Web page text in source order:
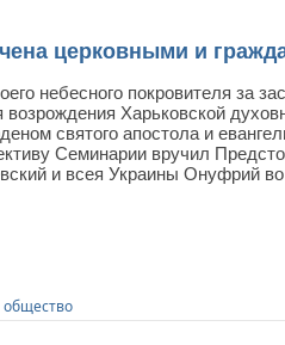
церковными и
небесного покровителя за
Харьковской
святого апостола и
Семинарии вручил
и всея Украины Онуфрий во
общество